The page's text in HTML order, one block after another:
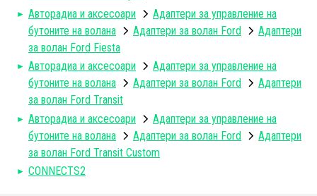
Авторадиa и аксесоари
Адаптери за управление на
бутоните на волана
Адаптери за волан Ford
Адаптери
за волан Ford Fiesta
Авторадиa и аксесоари
Адаптери за управление на
бутоните на волана
Адаптери за волан Ford
Адаптери
за волан Ford Transit
Авторадиa и аксесоари
Адаптери за управление на
бутоните на волана
Адаптери за волан Ford
Адаптери
за волан Ford Transit Custom
CONNECTS2